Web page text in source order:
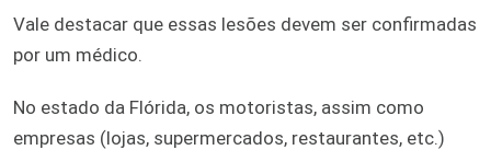
Vale destacar que essas lesões devem ser confirmadas
por um médico.
No estado da Flórida, os motoristas, assim como
empresas (lojas, supermercados, restaurantes, etc.)